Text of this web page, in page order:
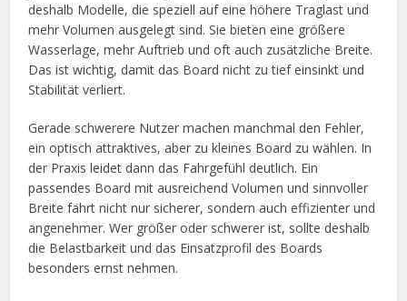
deshalb Modelle, die speziell auf eine höhere Traglast und
mehr Volumen ausgelegt sind. Sie bieten eine größere
Wasserlage, mehr Auftrieb und oft auch zusätzliche Breite.
Das ist wichtig, damit das Board nicht zu tief einsinkt und
Stabilität verliert.
Gerade schwerere Nutzer machen manchmal den Fehler,
ein optisch attraktives, aber zu kleines Board zu wählen. In
der Praxis leidet dann das Fahrgefühl deutlich. Ein
passendes Board mit ausreichend Volumen und sinnvoller
Breite fährt nicht nur sicherer, sondern auch effizienter und
angenehmer. Wer größer oder schwerer ist, sollte deshalb
die Belastbarkeit und das Einsatzprofil des Boards
besonders ernst nehmen.